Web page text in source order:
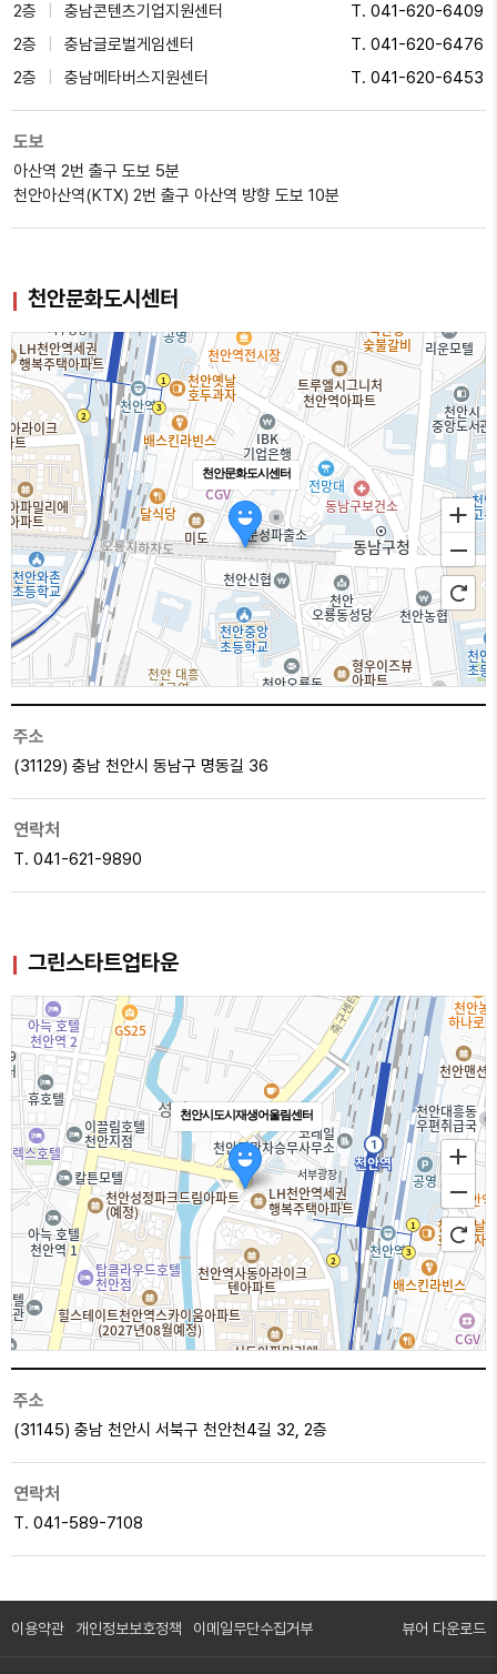
2층
충남콘텐츠기업지원센터
T. 041-620-6409
2층
충남글로벌게임센터
T. 041-620-6476
2층
충남메타버스지원센터 T. 041-620-6453
도보
아산역 2번 출구 도보 5분
천안아산역(KTX) 2번 출구 아산역 방향 도보 10분
천안문화도시센터
천안문화도시센터
주소
(31129) 충남 천안시 동남구 명동길 36
연락처
T. 041-621-9890
그린스타트업타운
천안시도시재생어울림센터
주소
(31145) 충남 천안시 서북구 천안천4길 32, 2층
연락처
T. 041-589-7108
이용약관 개인정보보호정책 이메일무단수집거부 뷰어 다운로드